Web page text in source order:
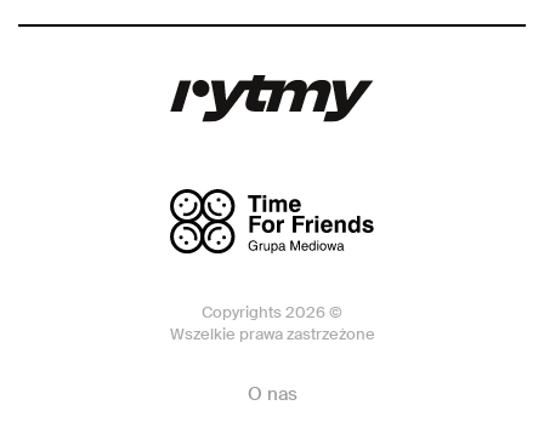
Copyrights 2026 ©
Wszelkie prawa zastrzeżone
O nas